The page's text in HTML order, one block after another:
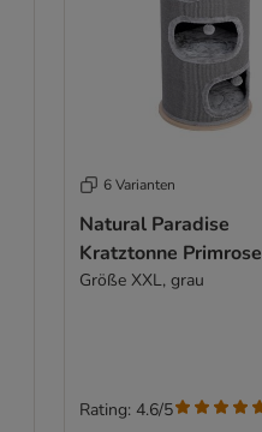
6 Varianten
Natural Paradise
Kratztonne Primrose
Größe XXL, grau
Rating: 4.6/5